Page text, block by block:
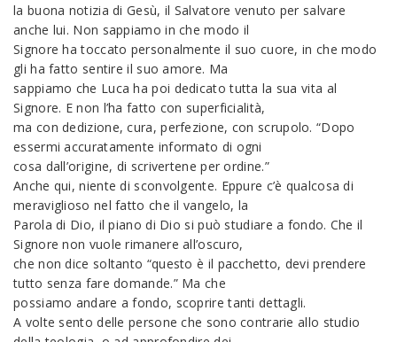
la buona notizia di Gesù, il Salvatore venuto per salvare
anche lui. Non sappiamo in che modo il
Signore ha toccato personalmente il suo cuore, in che modo
gli ha fatto sentire il suo amore. Ma
sappiamo che Luca ha poi dedicato tutta la sua vita al
Signore. E non l’ha fatto con superficialità,
ma con dedizione, cura, perfezione, con scrupolo. “Dopo
essermi accuratamente informato di ogni
cosa dall’origine, di scrivertene per ordine.”
Anche qui, niente di sconvolgente. Eppure c’è qualcosa di
meraviglioso nel fatto che il vangelo, la
Parola di Dio, il piano di Dio si può studiare a fondo. Che il
Signore non vuole rimanere all’oscuro,
che non dice soltanto “questo è il pacchetto, devi prendere
tutto senza fare domande.” Ma che
possiamo andare a fondo, scoprire tanti dettagli.
A volte sento delle persone che sono contrarie allo studio